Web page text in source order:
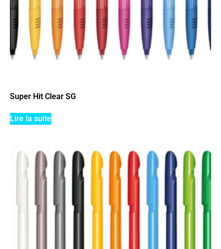
Super Hit Clear SG
Lire la suite